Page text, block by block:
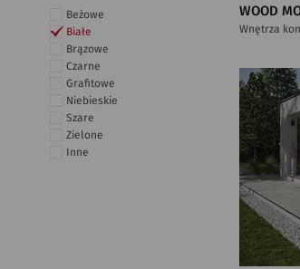
Beżowe
Białe
Brązowe
Czarne
Grafitowe
Niebieskie
Szare
Zielone
Inne
WOOD
Wnętrza